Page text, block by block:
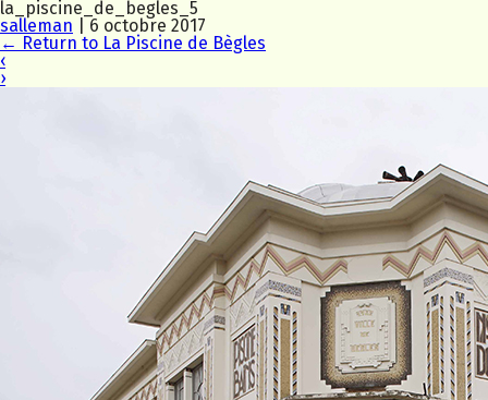
la_piscine_de_begles_5
salleman
6 octobre 2017
← Return to La Piscine de Bègles
‹
›